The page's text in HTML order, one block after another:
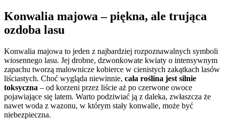
Konwalia majowa – piękna, ale trująca
ozdoba lasu
Konwalia majowa to jeden z najbardziej rozpoznawalnych symboli
wiosennego lasu. Jej drobne, dzwonkowate kwiaty o intensywnym
zapachu tworzą malownicze kobierce w cienistych zakątkach lasów
liściastych. Choć wygląda niewinnie, cała roślina jest silnie
toksyczna – od korzeni przez liście aż po czerwone owoce
pojawiające się latem. Warto podziwiać ją z daleka, zwłaszcza że
nawet woda z wazonu, w którym stały konwalie, może być
niebezpieczna.